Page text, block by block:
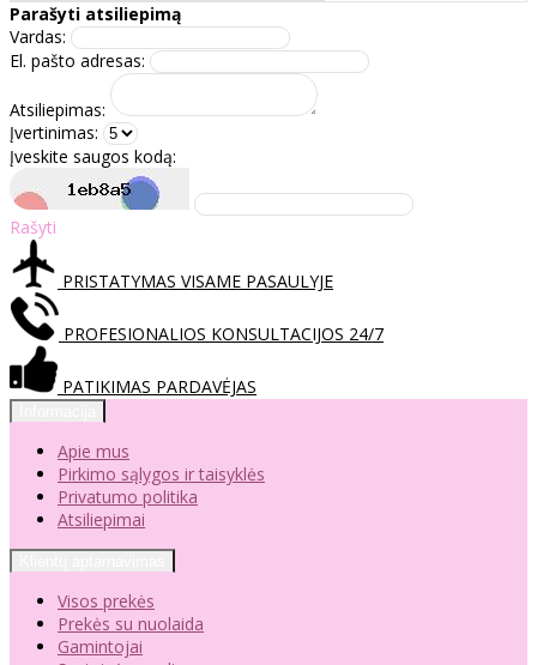
Parašyti atsiliepimą
Vardas:
El. pašto adresas:
Atsiliepimas:
Įvertinimas:
Įveskite saugos kodą:
Rašyti
PRISTATYMAS VISAME PASAULYJE
PROFESIONALIOS KONSULTACIJOS 24/7
PATIKIMAS PARDAVĖJAS
Apie mus
Pirkimo sąlygos ir taisyklės
Privatumo politika
Atsiliepimai
Visos prekės
Prekės su nuolaida
Gamintojai